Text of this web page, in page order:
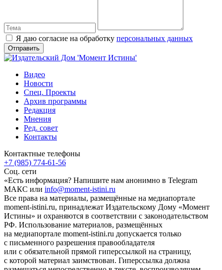
Я даю согласие на обработку персональных данных
Видео
Новости
Спец. Проекты
Архив программы
Редакция
Мнения
Ред. совет
Контакты
Контактные телефоны
+7 (985) 774-61-56
Соц. сети
«Есть информация? Напишите нам анонимно в Telegram
МАКС или info@moment-istini.ru
Все права на материалы, размещённые на медиапортале
moment-istini.ru, принадлежат Издательскому Дому «Момент
Истины» и охраняются в соответствии с законодательством
РФ. Использование материалов, размещённых
на медиапортале moment-istini.ru допускается только
с письменного разрешения правообладателя
или с обязательной прямой гиперссылкой на страницу,
с которой материал заимствован. Гиперссылка должна